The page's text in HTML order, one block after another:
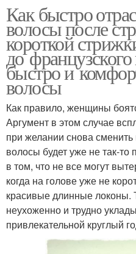
Как быстро
волосы после
короткой
до французского
быстро и
волосы
Как правило, женщины
Аргумент в этом случае
при желании снова
волосы будет уже не так-
в том, что не все могут
когда на голове уже не
красивые длинные локоны.
неухоженно и трудно
привлекательной круглый